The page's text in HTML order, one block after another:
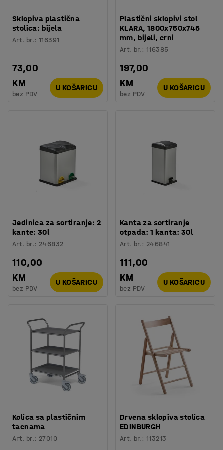
Sklopiva plastična
stolica: bijela
Art. br.:116391
73,00
KM
bez PDV
U KOŠARICU
Plastični sklopivi stol
KLARA, 1800x750x745
mm, bijeli, crni
Art. br.:116385
197,00
KM
bez PDV
U KOŠARICU
Jedinica za sortiranje: 2
kante: 30l
Art. br.: 246832
110,00
KM
bez PDV
U KOŠARICU
Kanta za sortiranje
otpada: 1 kanta: 30l
Art. br.: 246841
111,00
KM
bez PDV
U KOŠARICU
Kolica sa plastičnim
tacnama
Art. br.: 27010
Drvena sklopiva stolica
EDINBURGH
Art. br.:113213